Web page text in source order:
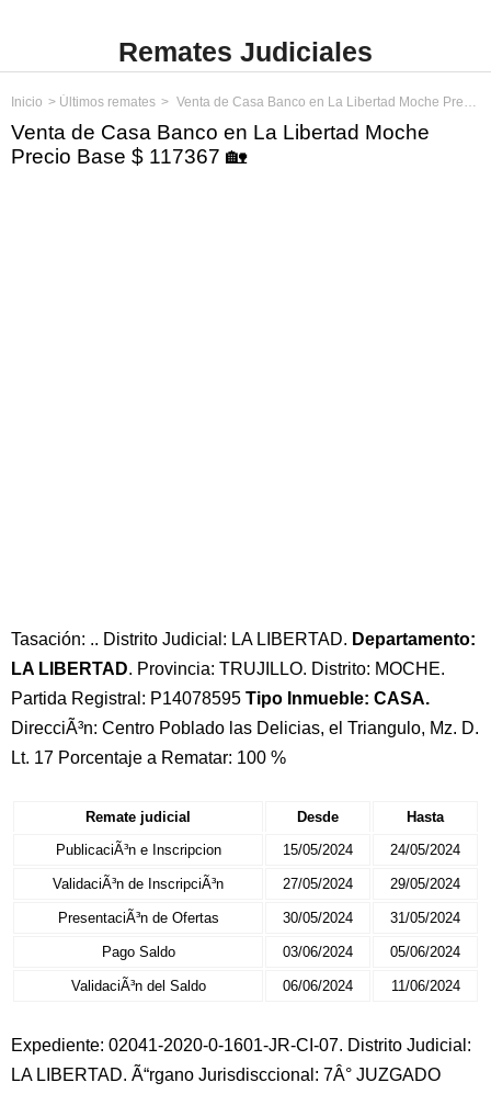
Remates Judiciales
Inicio Últimos remates Venta de Casa Banco en La Libertad Moche Precio Base $ 117367
Venta de Casa Banco en La Libertad Moche
Precio Base $ 117367 🏡
Tasación: .. Distrito Judicial: LA LIBERTAD. Departamento:
LA LIBERTAD. Provincia: TRUJILLO. Distrito: MOCHE.
Partida Registral: P14078595 Tipo Inmueble: CASA.
DirecciÃ³n: Centro Poblado las Delicias, el Triangulo, Mz. D.
Lt. 17 Porcentaje a Rematar: 100 %
Remate judicial Desde
Hasta
PublicaciÃ³n e Inscripcion
15/05/2024 24/05/2024
ValidaciÃ³n de InscripciÃ³n 27/05/2024 29/05/2024
PresentaciÃ³n de Ofertas 30/05/2024 31/05/2024
Pago Saldo 03/06/2024 05/06/2024
ValidaciÃ³n del Saldo 06/06/2024 11/06/2024
Expediente: 02041-2020-0-1601-JR-CI-07. Distrito Judicial:
LA LIBERTAD. Ã“rgano Jurisdisccional: 7Â° JUZGADO